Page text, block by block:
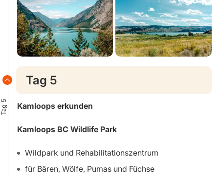
Tag 5
Tag 5
Kamloops erkunden
Kamloops BC Wildlife Park
Wildpark und Rehabilitationszentrum
für Bären, Wölfe, Pumas und Füchse